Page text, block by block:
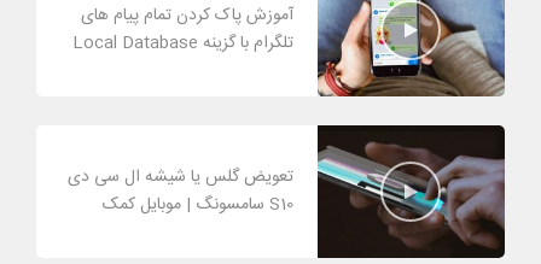
آموزش پاک کردن تمام پیام های
تلگرام با گزینه Local Database
تعویض گلس یا شیشه ال سی دی
S10 سامسونگ | موبایل کمک